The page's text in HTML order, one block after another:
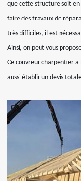
que cette structure soit en
faire des travaux de
très difficiles, il est
Ainsi, on peut vous
Ce couvreur charpentier
aussi établir un devis